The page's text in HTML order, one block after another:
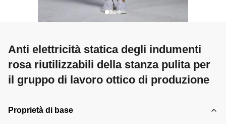
Anti elettricità statica degli indumenti
rosa riutilizzabili della stanza pulita per
il gruppo di lavoro ottico di produzione
Proprietà di base